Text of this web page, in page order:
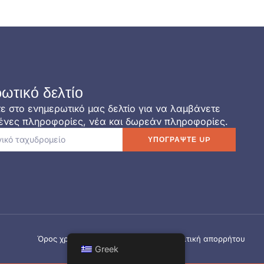
δελτίο
στο ενημερωτικό μας δελτίο για να λαμβάνετε
πληροφορίες, νέα και δωρεάν πληροφορίες.
ΥΠΟΓΡΆΨΤΕ UP
Όρος χρήσης Πολιτική απορρήτου
Greek